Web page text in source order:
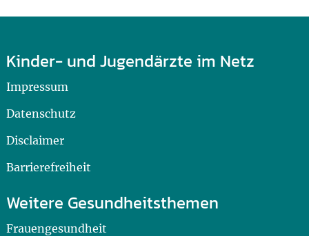
Kinder- und Jugendärzte im Netz
Impressum
Datenschutz
Disclaimer
Barrierefreiheit
Weitere Gesundheitsthemen
Frauengesundheit